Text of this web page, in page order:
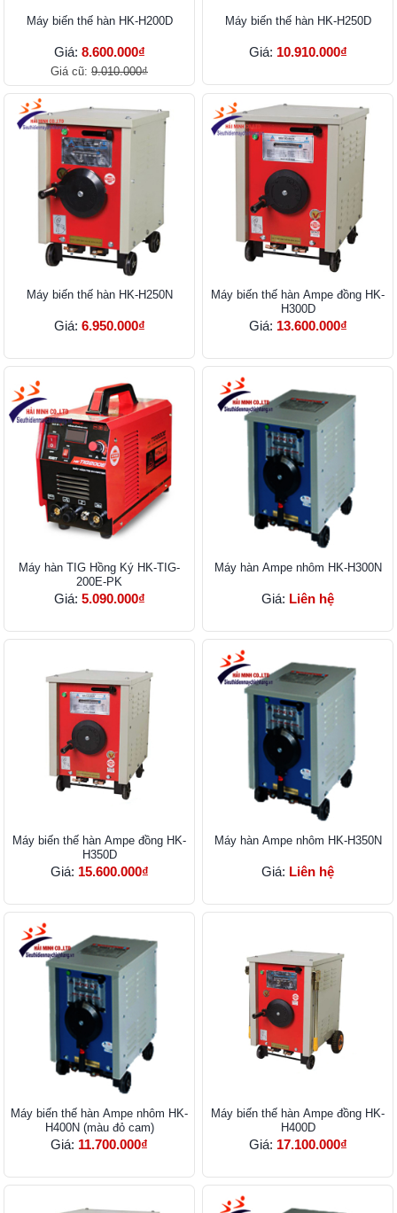
Máy biến thế hàn HK-H200D
Giá: 8.600.000₫
Giá cũ: 9.010.000₫
Máy biến thế hàn HK-H250D
Giá: 10.910.000₫
Máy biến thế hàn HK-H250N
Giá: 6.950.000₫
Máy biến thế hàn Ampe đồng HK-
H300D
Giá: 13.600.000₫
Máy hàn TIG Hồng Ký HK-TIG-
200E-PK
Giá: 5.090.000₫
Máy hàn Ampe nhôm HK-H300N
Giá: Liên hệ
Máy biến thế hàn Ampe đồng HK-
H350D
Giá: 15.600.000₫
Máy hàn Ampe nhôm HK-H350N
Giá: Liên hệ
Máy biến thế hàn Ampe nhôm HK-
H400N (màu đỏ cam)
Giá: 11.700.000₫
Máy biến thế hàn Ampe đồng HK-
H400D
Giá: 17.100.000₫